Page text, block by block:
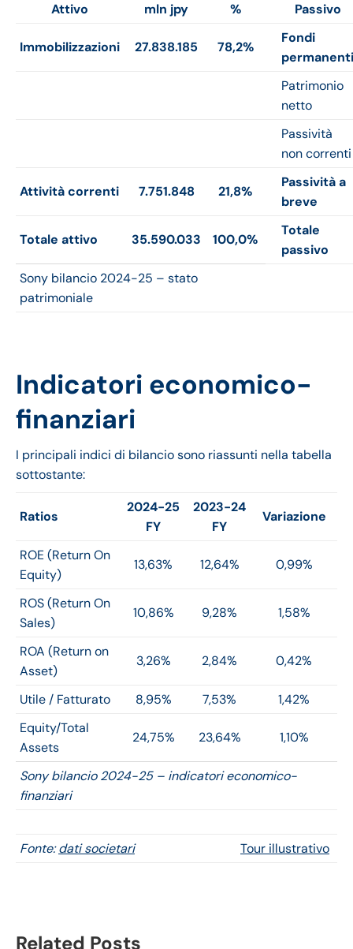
Attivo mln jpy % Passivo
Immobilizzazioni 27.838.185 78,2%
Fondi
permanenti
Patrimonio
netto
Passività
non correnti
Attività correnti 7.751.848 21,8%
Passività a
breve
Totale attivo 35.590.033 100,0%
Totale
passivo
Sony bilancio 2024-25 – stato
patrimoniale
Indicatori economico-
finanziari
I principali indici di bilancio sono riassunti nella tabella
sottostante:
Ratios
2024-25
FY
2023-24
FY
Variazione
ROE (Return On
Equity)
13,63% 12,64% 0,99%
ROS (Return On
Sales)
10,86% 9,28% 1,58%
ROA (Return on
Asset)
3,26% 2,84% 0,42%
Utile / Fatturato 8,95% 7,53%
1,42%
Equity/Total
Assets
24,75% 23,64% 1,10%
Sony bilancio 2024-25 – indicatori economico-
finanziari
Fonte:dati societari Tour illustrativo
Related Posts